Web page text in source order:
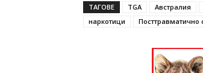
ТАГОВЕ TGA Австралия
наркотици
Посттравматично